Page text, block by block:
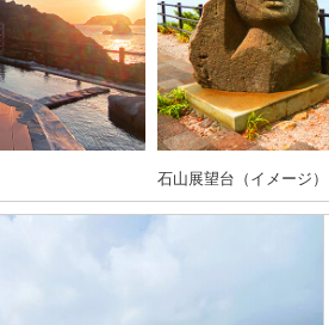
石山展望台（イメージ）